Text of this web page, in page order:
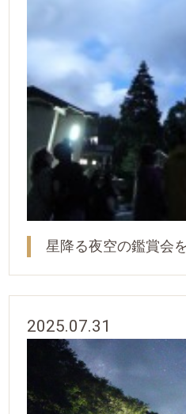
星降る夜空の鑑賞会
2025.07.31